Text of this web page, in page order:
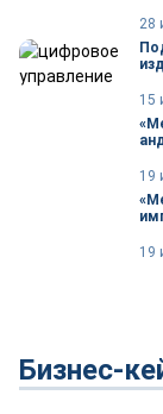
28
15
19
19
Бизнес-